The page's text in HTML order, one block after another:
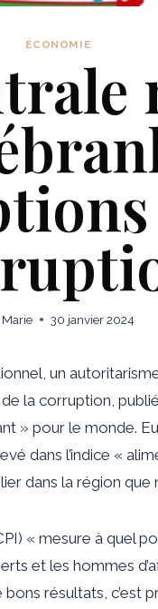
ECONOMIE
Marie 30 janvier 2024
un
la corruption,
» pour le monde.
dans l’indice «
dans la région que
« mesure à quel
et les hommes
résultats, c’est